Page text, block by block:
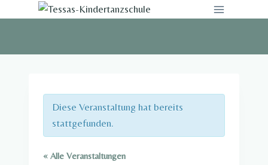
Diese Veranstaltung hat bereits
stattgefunden.
« Alle Veranstaltungen